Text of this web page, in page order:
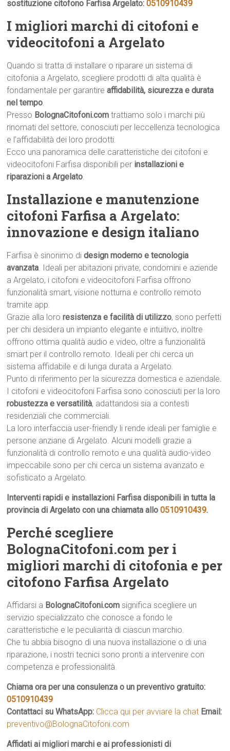
sostituzione citofono Farfisa Argelato: 0510910439
I migliori marchi di citofoni e
videocitofoni a Argelato
Quando si tratta di installare o riparare un sistema di
citofonia a Argelato, scegliere prodotti di alta qualità è
fondamentale per garantireaffidabilità, sicurezza e durata
nel tempo.
Presso BolognaCitofoni.com trattiamo solo i marchi più
rinomati del settore, conosciuti per leccellenza tecnologica
e l’affidabilità dei loro prodotti.
Ecco una panoramica delle caratteristiche dei citofoni e
videocitofoni Farfisa disponibili per installazioni e
riparazioni a Argelato.
Installazione e manutenzione
citofoni Farfisa a Argelato:
innovazione e design italiano
Farfisa è sinonimo didesign moderno e tecnologia
avanzata. Ideali per abitazioni private, condomini e aziende
a Argelato, i citofoni e videocitofoni Farfisa offrono
funzionalità smart, visione notturna e controllo remoto
tramite app.
Grazie alla lororesistenza e facilità di utilizzo, sono perfetti
per chi desidera un impianto elegante e intuitivo, inoltre
offrono ottima qualità audio e video, oltre a funzionalità
smart per il controllo remoto. Ideali per chi cerca un
sistema affidabile e di lunga durata a Argelato.
Punto di riferimento per la sicurezza domestica e aziendale.
I citofoni e videocitofoni Farfisa sono conosciuti per la loro
robustezza e versatilità, adattandosi sia a contesti
residenziali che commerciali.
La loro interfaccia user-friendly li rende ideali per famiglie e
persone anziane di Argelato. Alcuni modelli grazie a
funzionalità di controllo remoto e una qualità audio-video
impeccabile sono per chi cerca un sistema avanzato e
sofisticato a Argelato.
Interventi rapidi e installazioni Farfisa disponibili in tutta la
provincia di Argelato con una chiamata allo0510910439.
Perché scegliere
BolognaCitofoni.com per i
migliori marchi di citofonia e per
citofono Farfisa Argelato
Affidarsi a BolognaCitofoni.com significa scegliere un
servizio specializzato che conosce a fondo le
caratteristiche e le peculiarità di ciascun marchio.
Che tu abbia bisogno di una nuova installazione o di una
riparazione, i nostri tecnici sono pronti a intervenire con
competenza e professionalità.
Chiama ora per una consulenza o un preventivo gratuito:
0510910439
Contattaci su WhatsApp: Clicca qui per avviare la chat Email:
preventivo@BolognaCitofoni.com
Affidati ai migliori marchi e ai professionisti di